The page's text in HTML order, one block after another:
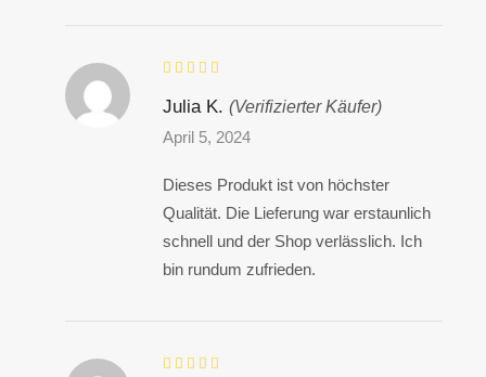
Julia K. (Verifizierter Käufer)
April 5, 2024
Dieses Produkt ist von höchster
Qualität. Die Lieferung war erstaunlich
schnell und der Shop verlässlich. Ich
bin rundum zufrieden.